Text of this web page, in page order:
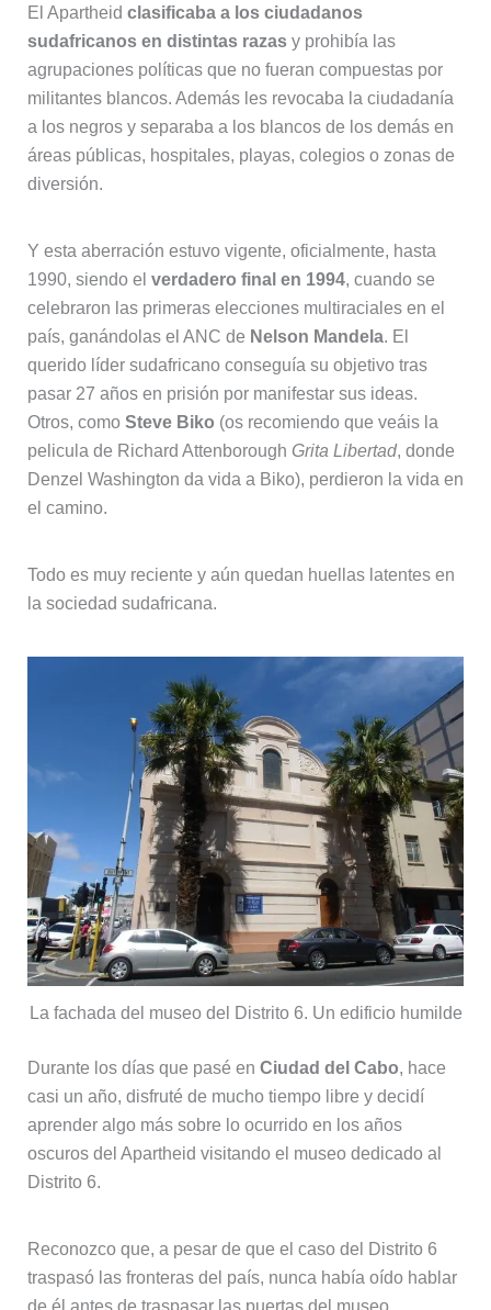
El Apartheid clasificaba a los ciudadanos
sudafricanos en distintas razasy prohibía las
agrupaciones políticas que no fueran compuestas por
militantes blancos. Además les revocaba la ciudadanía
a los negros y separaba a los blancos de los demás en
áreas públicas, hospitales, playas, colegios o zonas de
diversión.
Y esta aberración estuvo vigente, oficialmente, hasta
1990, siendo el verdadero final en 1994, cuando se
celebraron las primeras elecciones multiraciales en el
país, ganándolas el ANC de Nelson Mandela. El
querido líder sudafricano conseguía su objetivo tras
pasar 27 años en prisión por manifestar sus ideas.
Otros, como Steve Biko (os recomiendo que veáis la
pelicula de Richard Attenborough Grita Libertad, donde
Denzel Washington da vida a Biko), perdieron la vida en
el camino.
Todo es muy reciente y aún quedan huellas latentes en
la sociedad sudafricana.
La fachada del museo del Distrito 6. Un edificio humilde
Durante los días que pasé en Ciudad del Cabo, hace
casi un año, disfruté de mucho tiempo libre y decidí
aprender algo más sobre lo ocurrido en los años
oscuros del Apartheid visitando el museo dedicado al
Distrito 6.
Reconozco que, a pesar de que el caso del Distrito 6
traspasó las fronteras del país, nunca había oído hablar